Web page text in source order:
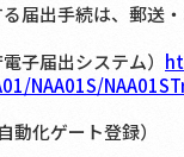
届出手続は、郵送
子届出システム）
NAA01S/
動化ゲート登録）